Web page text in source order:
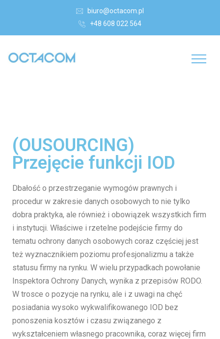
biuro@octacom.pl
+48 608 022 564
(OUSOURCING)
Przejęcie funkcji IOD
Dbałość o przestrzeganie wymogów prawnych i
procedur w zakresie danych osobowych to nie tylko
dobra praktyka, ale również i obowiązek wszystkich firm
i instytucji. Właściwe i rzetelne podejście firmy do
tematu ochrony danych osobowych coraz częściej jest
też wyznacznikiem poziomu profesjonalizmu a także
statusu firmy na rynku. W wielu przypadkach powołanie
Inspektora Ochrony Danych, wynika z przepisów RODO.
W trosce o pozycje na rynku, ale i z uwagi na chęć
posiadania wysoko wykwalifikowanego IOD bez
ponoszenia kosztów i czasu związanego z
wykształceniem własnego pracownika, coraz więcej firm